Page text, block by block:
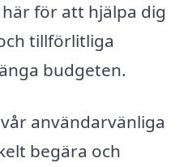
för att hjälpa dig
tillförlitliga
budgeten.
användarvänliga
begära och